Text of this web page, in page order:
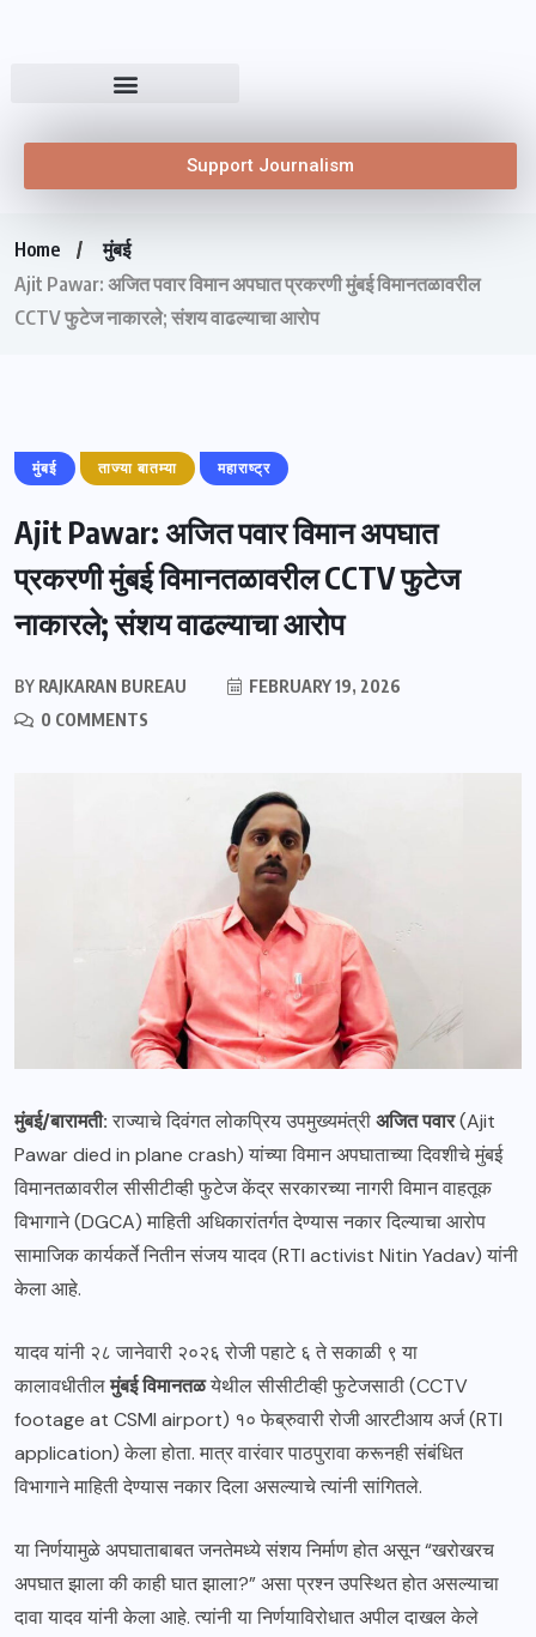
Support Journalism
Home
मुंबई
Ajit Pawar: अजित पवार विमान अपघात प्रकरणी मुंबई विमानतळावरील
CCTV फुटेज नाकारले; संशय वाढल्याचा आरोप
मुंबई ताज्या बातम्या महाराष्ट्र
Ajit Pawar: अजित पवार विमान अपघात
प्रकरणी मुंबई विमानतळावरील CCTV फुटेज
नाकारले; संशय वाढल्याचा आरोप
BY RAJKARAN BUREAU
FEBRUARY 19, 2026
0 COMMENTS
मुंबई/बारामती:राज्याचे दिवंगत लोकप्रिय उपमुख्यमंत्रीअजित पवार(Ajit
Pawar died in plane crash) यांच्या विमान अपघाताच्या दिवशीचे मुंबई
विमानतळावरील सीसीटीव्ही फुटेज केंद्र सरकारच्या नागरी विमान वाहतूक
विभागाने (DGCA) माहिती अधिकारांतर्गत देण्यास नकार दिल्याचा आरोप
सामाजिक कार्यकर्ते नितीन संजय यादव (RTI activist Nitin Yadav) यांनी
केला आहे.
यादव यांनी २८ जानेवारी २०२६ रोजी पहाटे ६ ते सकाळी ९ या
कालावधीतीलमुंबई विमानतळयेथील सीसीटीव्ही फुटेजसाठी (CCTV
footage at CSMI airport) १० फेब्रुवारी रोजी आरटीआय अर्ज (RTI
application) केला होता. मात्र वारंवार पाठपुरावा करूनही संबंधित
विभागाने माहिती देण्यास नकार दिला असल्याचे त्यांनी सांगितले.
या निर्णयामुळे अपघाताबाबत जनतेमध्ये संशय निर्माण होत असून “खरोखरच
अपघात झाला की काही घात झाला?” असा प्रश्न उपस्थित होत असल्याचा
दावा यादव यांनी केला आहे. त्यांनी या निर्णयाविरोधात अपील दाखल केले